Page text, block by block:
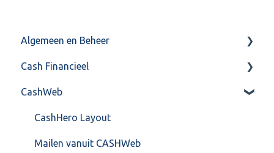
Algemeen en Beheer
Bank(koppeling)
Import/Export
Postbus
Training & Consultancy
Cash Financieel
Boekhoud
Fiscaal
Overig
CashWeb
CashHero Layout
Mailen vanuit CASHWeb